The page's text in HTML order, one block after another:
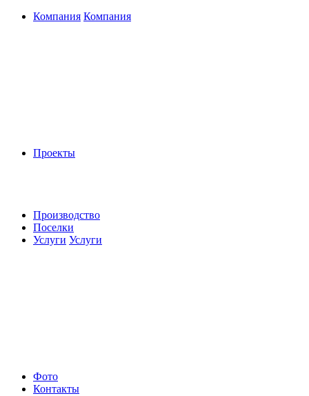
Компания Компания
Проекты
Производство
Поселки
Услуги Услуги
Фото
Контакты